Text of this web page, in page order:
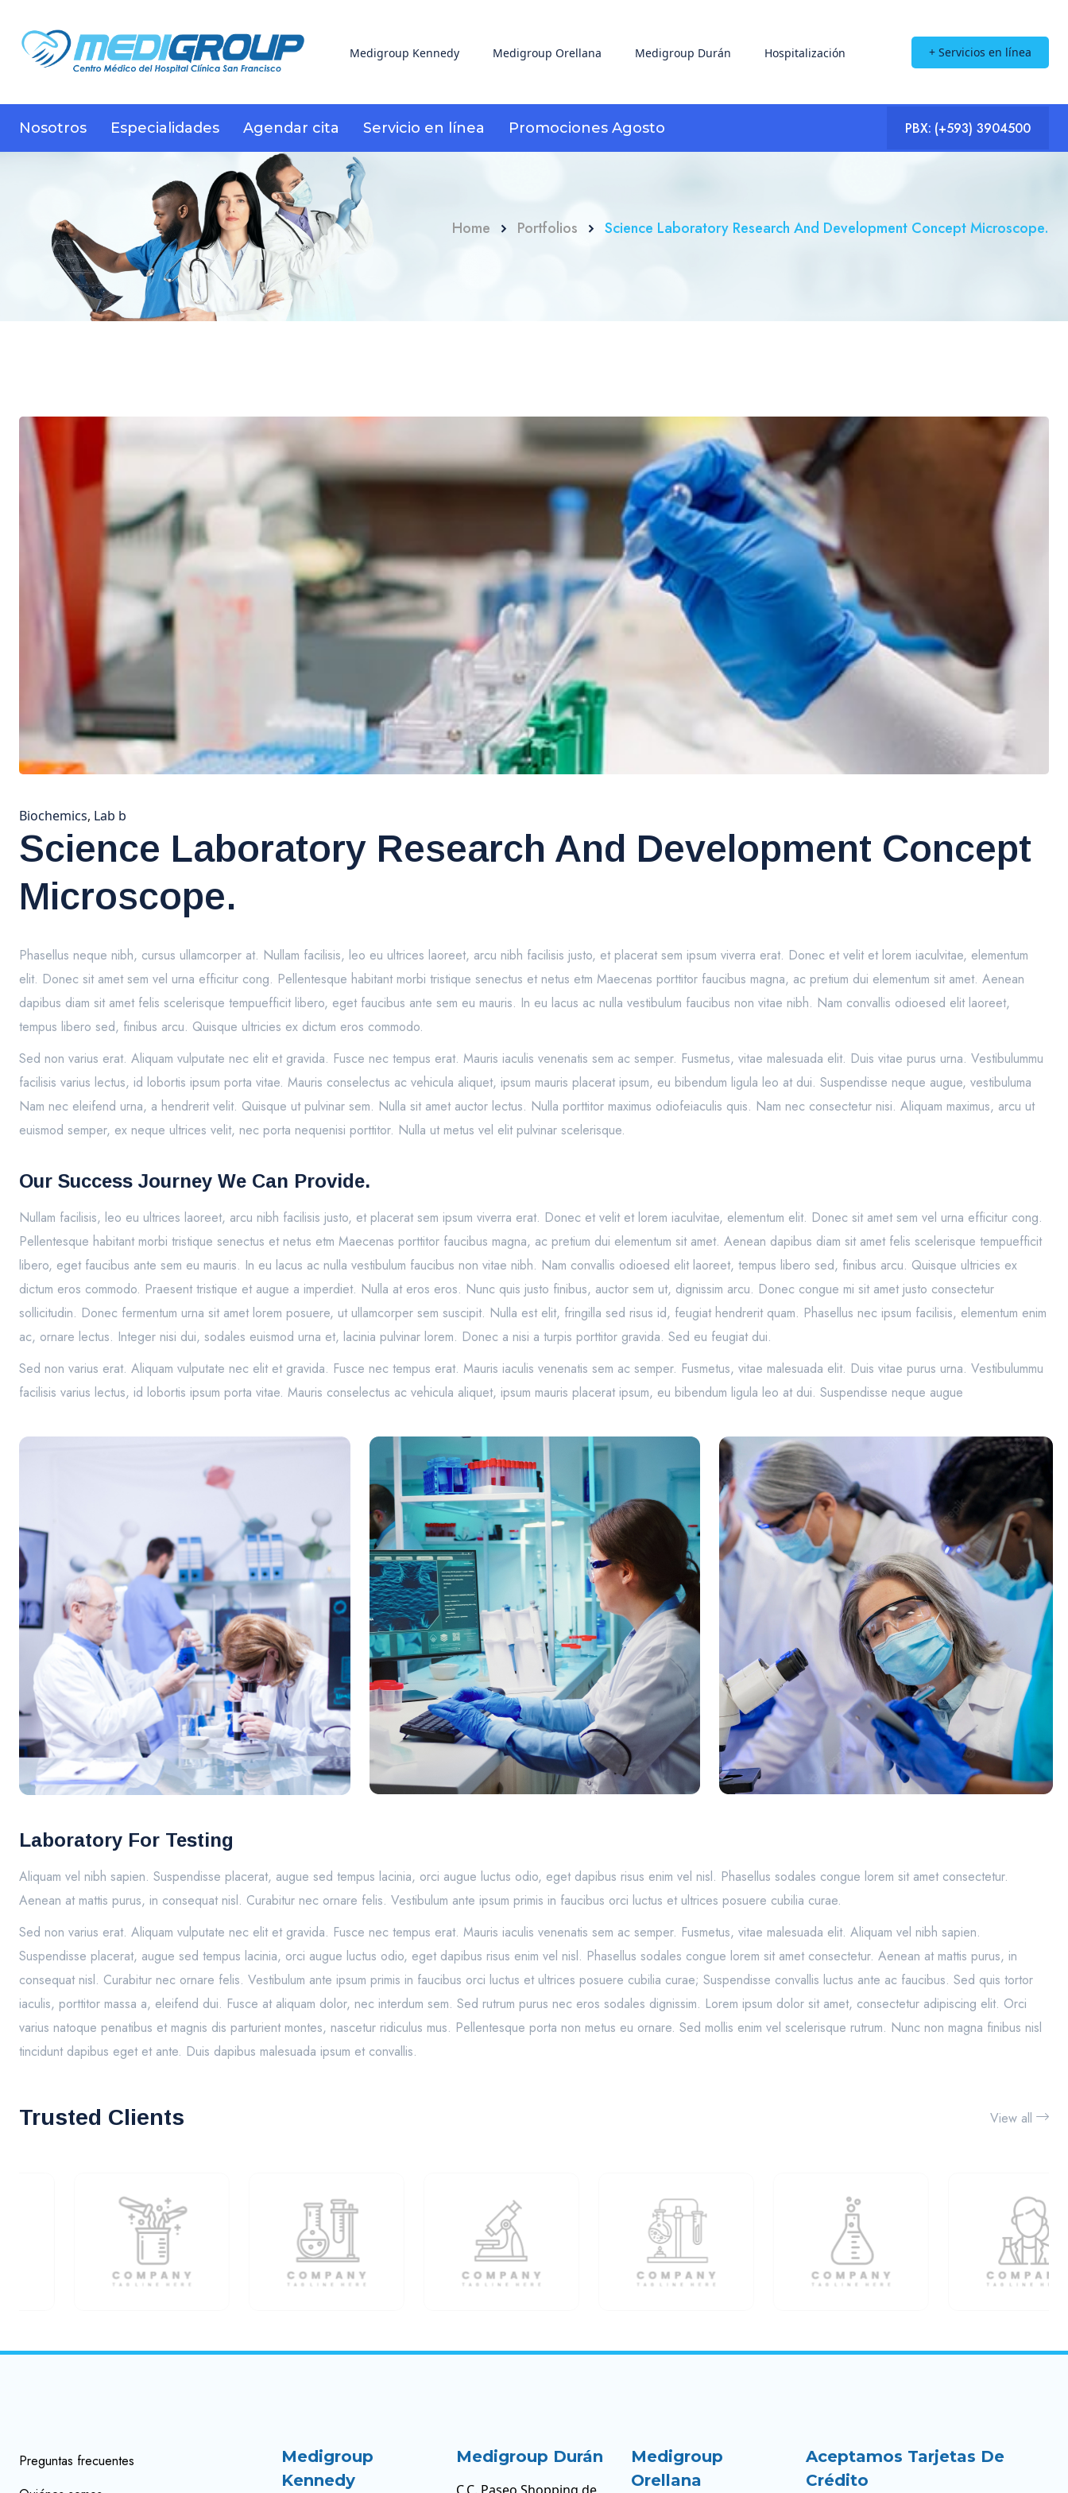
Medigroup Kennedy Medigroup Orellana Medigroup Durán Hospitalización + Servicios en línea
Nosotros Especialidades Agendar cita Servicio en línea Promociones Agosto PBX: (+593) 3904500
Home Portfolios Science Laboratory Research And Development Concept Microscope.
Biochemics, Lab b
Science Laboratory Research And Development Concept
Microscope.
Phasellus neque nibh, cursus ullamcorper at. Nullam facilisis, leo eu ultrices laoreet, arcu nibh facilisis justo, et placerat sem ipsum viverra erat. Donec et velit et lorem iaculvitae, elementum
elit. Donec sit amet sem vel urna efficitur cong. Pellentesque habitant morbi tristique senectus et netus etm Maecenas porttitor faucibus magna, ac pretium dui elementum sit amet. Aenean
dapibus diam sit amet felis scelerisque tempuefficit libero, eget faucibus ante sem eu mauris. In eu lacus ac nulla vestibulum faucibus non vitae nibh. Nam convallis odioesed elit laoreet,
tempus libero sed, finibus arcu. Quisque ultricies ex dictum eros commodo.
Sed non varius erat. Aliquam vulputate nec elit et gravida. Fusce nec tempus erat. Mauris iaculis venenatis sem ac semper. Fusmetus, vitae malesuada elit. Duis vitae purus urna. Vestibulummu
facilisis varius lectus, id lobortis ipsum porta vitae. Mauris conselectus ac vehicula aliquet, ipsum mauris placerat ipsum, eu bibendum ligula leo at dui. Suspendisse neque augue, vestibuluma
Nam nec eleifend urna, a hendrerit velit. Quisque ut pulvinar sem. Nulla sit amet auctor lectus. Nulla porttitor maximus odiofeiaculis quis. Nam nec consectetur nisi. Aliquam maximus, arcu ut
euismod semper, ex neque ultrices velit, nec porta nequenisi porttitor. Nulla ut metus vel elit pulvinar scelerisque.
Our Success Journey We Can Provide.
Nullam facilisis, leo eu ultrices laoreet, arcu nibh facilisis justo, et placerat sem ipsum viverra erat. Donec et velit et lorem iaculvitae, elementum elit. Donec sit amet sem vel urna efficitur cong.
Pellentesque habitant morbi tristique senectus et netus etm Maecenas porttitor faucibus magna, ac pretium dui elementum sit amet. Aenean dapibus diam sit amet felis scelerisque tempuefficit
libero, eget faucibus ante sem eu mauris. In eu lacus ac nulla vestibulum faucibus non vitae nibh. Nam convallis odioesed elit laoreet, tempus libero sed, finibus arcu. Quisque ultricies ex
dictum eros commodo. Praesent tristique et augue a imperdiet. Nulla at eros eros. Nunc quis justo finibus, auctor sem ut, dignissim arcu. Donec congue mi sit amet justo consectetur
sollicitudin. Donec fermentum urna sit amet lorem posuere, ut ullamcorper sem suscipit. Nulla est elit, fringilla sed risus id, feugiat hendrerit quam. Phasellus nec ipsum facilisis, elementum enim
ac, ornare lectus. Integer nisi dui, sodales euismod urna et, lacinia pulvinar lorem. Donec a nisi a turpis porttitor gravida. Sed eu feugiat dui.
Sed non varius erat. Aliquam vulputate nec elit et gravida. Fusce nec tempus erat. Mauris iaculis venenatis sem ac semper. Fusmetus, vitae malesuada elit. Duis vitae purus urna. Vestibulummu
facilisis varius lectus, id lobortis ipsum porta vitae. Mauris conselectus ac vehicula aliquet, ipsum mauris placerat ipsum, eu bibendum ligula leo at dui. Suspendisse neque augue
Laboratory For Testing
Aliquam vel nibh sapien. Suspendisse placerat, augue sed tempus lacinia, orci augue luctus odio, eget dapibus risus enim vel nisl. Phasellus sodales congue lorem sit amet consectetur.
Aenean at mattis purus, in consequat nisl. Curabitur nec ornare felis. Vestibulum ante ipsum primis in faucibus orci luctus et ultrices posuere cubilia curae.
Sed non varius erat. Aliquam vulputate nec elit et gravida. Fusce nec tempus erat. Mauris iaculis venenatis sem ac semper. Fusmetus, vitae malesuada elit. Aliquam vel nibh sapien.
Suspendisse placerat, augue sed tempus lacinia, orci augue luctus odio, eget dapibus risus enim vel nisl. Phasellus sodales congue lorem sit amet consectetur. Aenean at mattis purus, in
consequat nisl. Curabitur nec ornare felis. Vestibulum ante ipsum primis in faucibus orci luctus et ultrices posuere cubilia curae; Suspendisse convallis luctus ante ac faucibus. Sed quis tortor
iaculis, porttitor massa a, eleifend dui. Fusce at aliquam dolor, nec interdum sem. Sed rutrum purus nec eros sodales dignissim. Lorem ipsum dolor sit amet, consectetur adipiscing elit. Orci
varius natoque penatibus et magnis dis parturient montes, nascetur ridiculus mus. Pellentesque porta non metus eu ornare. Sed mollis enim vel scelerisque rutrum. Nunc non magna finibus nisl
tincidunt dapibus eget et ante. Duis dapibus malesuada ipsum et convallis.
Trusted Clients View all
Preguntas frecuentes
Medigroup
Kennedy
Medigroup Durán
Medigroup
Orellana
Aceptamos Tarjetas De
Crédito